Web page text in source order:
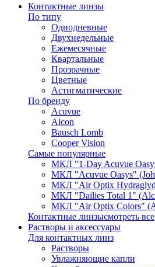
Контактные линзы
По типу
Однодневные
Двухнедельные
Ежемесячные
Квартальные
Прозрачные
Цветные
Астигматические
По бренду
Acuvue
Alcon
Bausch Lomb
Cooper Vision
Самые популярные
МКЛ "1-Day Acuvue
МКЛ "Acuvue Oasys"
МКЛ "Air Optix
МКЛ "Dailies Total 1"
МКЛ "Air Optix Colors"
Контактные линзысмотреть все
Растворы и аксессуары
Для контактных линз
Растворы
Увлажняющие капли